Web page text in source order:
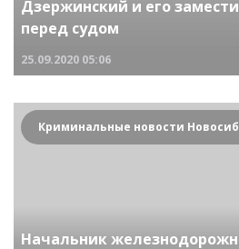
Дзержинский и его
перед судом
25.09.2020 05:06
Начальник